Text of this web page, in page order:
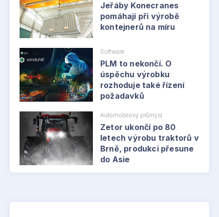
Jeřáby Konecranes
pomáhají při výrobě
kontejnerů na míru
Software
PLM to nekončí. O
úspěchu výrobku
rozhoduje také řízení
požadavků
Automobilový průmysl
Zetor ukončí po 80
letech výrobu traktorů v
Brně, produkci přesune
do Asie